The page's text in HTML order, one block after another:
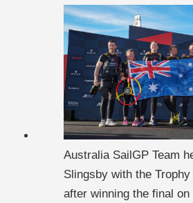
Australia SailGP Team
Slingsby with the
after winning the final